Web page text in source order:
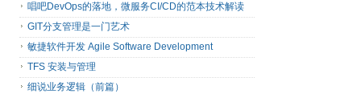
唱吧DevOps的落地，微服务CI/CD的范本技术解读
GIT分支管理是一门艺术
敏捷软件开发 Agile Software Development
TFS 安装与管理
细说业务逻辑（前篇）